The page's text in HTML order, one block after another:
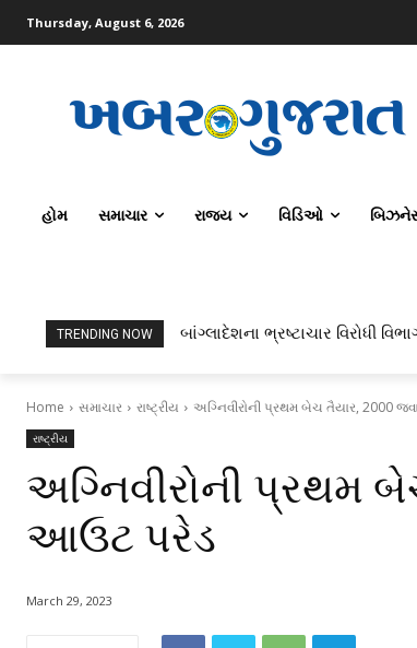
Thursday, August 6, 2026
હોમ સમાચાર રાજ્ય વિડિઓ
TRENDING NOW બાંગ્લાદેશના ભ્રષ્ટાચાર વિરોધી
Home સમાચાર રાષ્ટ્રીય અગ્નિવીરોની પ્રથમ બેચ તૈયાર, 2000
રાષ્ટ્રીય
અગ્નિવીરોની પ્રથમ
આઉટ પરેડ
March 29, 2023